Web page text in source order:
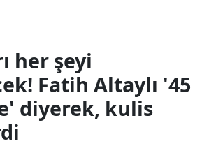
her şeyi
Fatih Altaylı '45
diyerek, kulis